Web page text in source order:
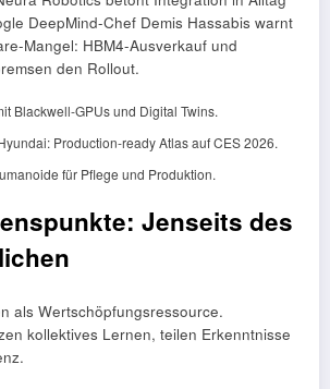
DeepMind-Chef Demis Hassabis warnt
Mangel: HBM4-Ausverkauf und
den Rollout.
Blackwell-GPUs und Digital Twins.
Production-ready Atlas auf CES 2026.
für Pflege und Produktion.
Jenseits des
als Wertschöpfungsressource.
kollektives Lernen, teilen Erkenntnisse